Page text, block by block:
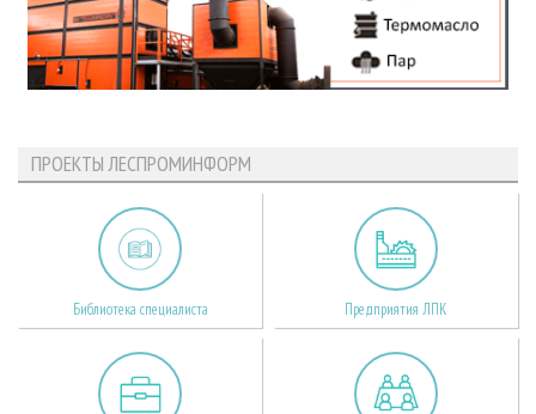
ПРОЕКТЫ ЛЕСПРОМИНФОРМ
Библиотека специалиста Предприятия ЛПК